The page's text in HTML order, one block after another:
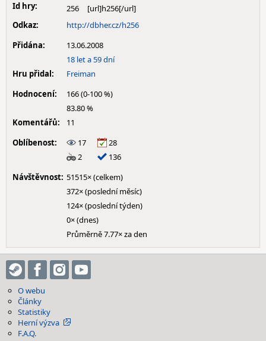
Id hry:
256
Odkaz:
http://dbher.cz/h256
Přidána:
13.06.2008
18 let a 59 dní
Hru přidal:
Freiman
Hodnocení:
166 (0-100 %)
83.80 %
Komentářů:
11
Oblíbenost:
17
28
2
136
Návštěvnost: 51515× (celkem)
372× (poslední měsíc)
124× (poslední týden)
0× (dnes)
Průměrně 7.77× za den
O webu
Články
Statistiky
Herní výzva
F.A.Q.